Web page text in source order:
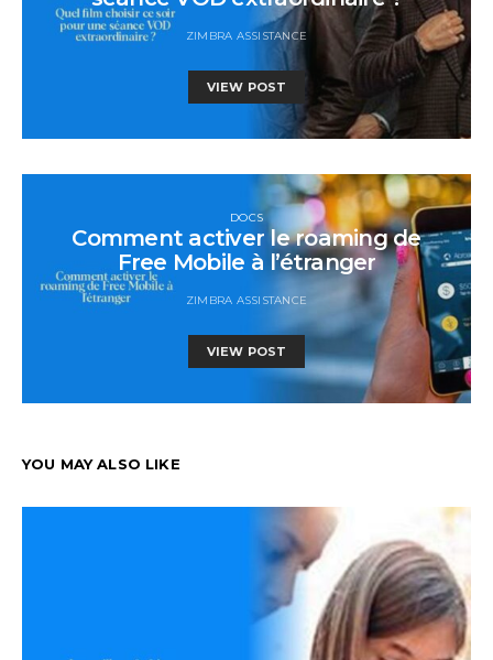
ZIMBRA ASSISTANCE
VIEW POST
DOCS
Comment activer le roaming de
Free Mobile à l’étranger
ZIMBRA ASSISTANCE
VIEW POST
YOU MAY ALSO LIKE